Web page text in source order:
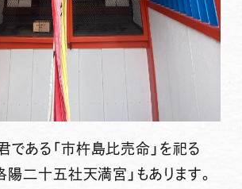
である「市杵島比売命」を祀る
陽二十五社天満宮」もあります。